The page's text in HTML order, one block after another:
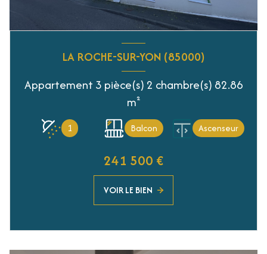
LA ROCHE-SUR-YON (85000)
Appartement 3 pièce(s) 2 chambre(s) 82.86
m²
1 Balcon Ascenseur
241 500 €
VOIR LE BIEN